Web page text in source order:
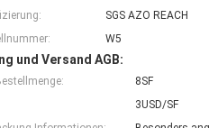
SGS AZO REACH
W5
und Versand AGB:
8SF
3USD/SF